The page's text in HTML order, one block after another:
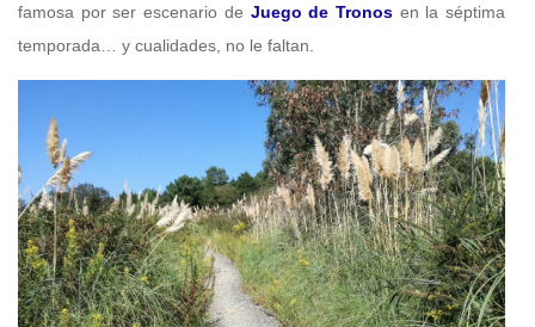
famosa por ser escenario de Juego de Tronos en la séptima
temporada… y cualidades, no le faltan.